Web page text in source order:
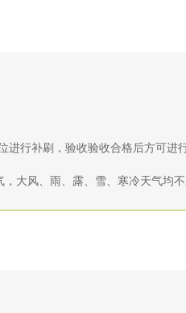
行补刷，验收验收合格后方可进
大风、雨、露、雪、寒冷天气均不